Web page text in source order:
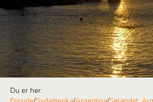
Du er her: